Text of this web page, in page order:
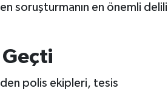
soruşturmanın en önemli delili
polis ekipleri, tesis